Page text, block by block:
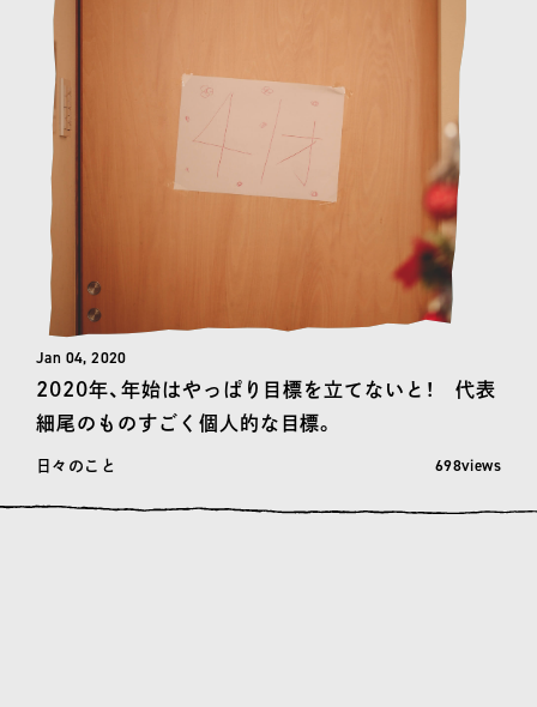
Jan 04, 2020
2020年、年始はやっぱり目標を立てないと！ 代表
細尾のものすごく個人的な目標。
日々のこと 閲覧数: 698
698views